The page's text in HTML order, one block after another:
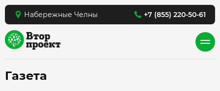
Набережные Челны +7 (855) 220-50-61
Газета